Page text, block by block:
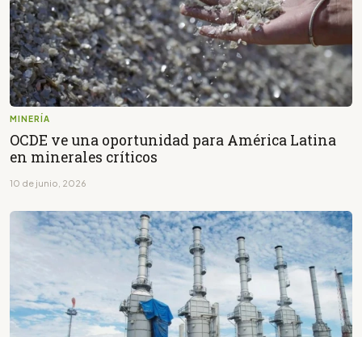
MINERÍA
OCDE ve una oportunidad para América Latina
en minerales críticos
10 de junio, 2026